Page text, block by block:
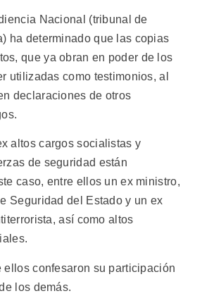
Nacional (tribunal de
ha determinado que las copias
que ya obran en poder de los
utilizadas como testimonios, al
declaraciones de otros
altos cargos socialistas y
de seguridad están
caso, entre ellos un ex ministro,
Seguridad del Estado y un ex
así como altos
ellos confesaron su participación
los demás.